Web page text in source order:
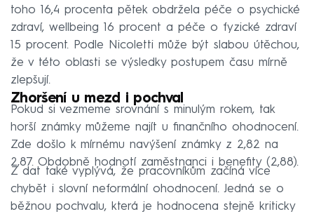
toho 16,4 procenta pětek obdržela péče o psychické
zdraví, wellbeing 16 procent a péče o fyzické zdraví
15 procent. Podle Nicoletti může být slabou útěchou,
že v této oblasti se výsledky postupem času mírně
zlepšují.
Zhoršení u mezd i pochval
Pokud si vezmeme srovnání s minulým rokem, tak
horší známky můžeme najít u finančního ohodnocení.
Zde došlo k mírnému navýšení známky z 2,82 na
2,87. Obdobně hodnotí zaměstnanci i benefity (2,88).
Z dat také vyplývá, že pracovníkům začíná více
chybět i slovní neformální ohodnocení. Jedná se o
běžnou pochvalu, která je hodnocena stejně kriticky